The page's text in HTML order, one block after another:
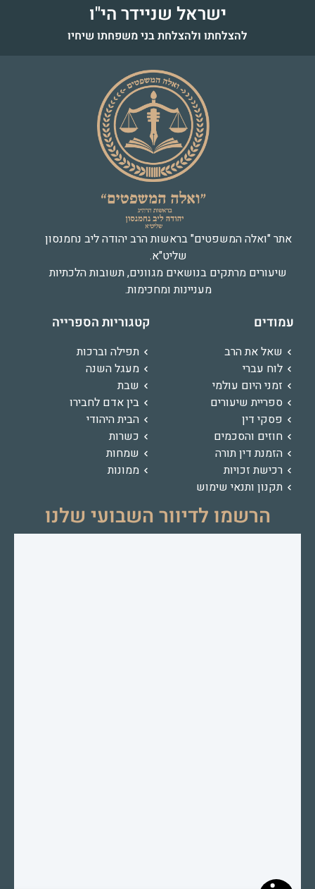
ישראל שניידר הי"ו
להצלחתו ולהצלחת בני משפחתו שיחיו
אתר "ואלה המשפטים" בראשות הרב יהודה ליב נחמנסון
שליט"א.
שיעורים מרתקים בנושאים מגוונים, תשובות הלכתיות
מעניינות ומחכימות.
עמודים
שאל את הרב
לוח עברי
זמני היום עולמי
ספריית שיעורים
פסקי דין
חוזים והסכמים
הזמנת דין תורה
רכישת זכויות
תקנון ותנאי שימוש
קטגוריות הספרייה
תפילה וברכות
מעגל השנה
שבת
בין אדם לחבירו
הבית היהודי
כשרות
שמחות
ממונות
הרשמו לדיוור השבועי שלנו